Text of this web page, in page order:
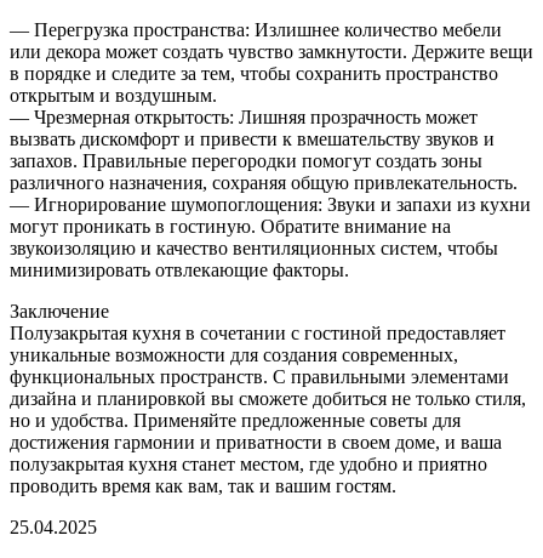
— Перегрузка пространства: Излишнее количество мебели
или декора может создать чувство замкнутости. Держите вещи
в порядке и следите за тем, чтобы сохранить пространство
открытым и воздушным.
— Чрезмерная открытость: Лишняя прозрачность может
вызвать дискомфорт и привести к вмешательству звуков и
запахов. Правильные перегородки помогут создать зоны
различного назначения, сохраняя общую привлекательность.
— Игнорирование шумопоглощения: Звуки и запахи из кухни
могут проникать в гостиную. Обратите внимание на
звукоизоляцию и качество вентиляционных систем, чтобы
минимизировать отвлекающие факторы.
Заключение
Полузакрытая кухня в сочетании с гостиной предоставляет
уникальные возможности для создания современных,
функциональных пространств. С правильными элементами
дизайна и планировкой вы сможете добиться не только стиля,
но и удобства. Применяйте предложенные советы для
достижения гармонии и приватности в своем доме, и ваша
полузакрытая кухня станет местом, где удобно и приятно
проводить время как вам, так и вашим гостям.
25.04.2025